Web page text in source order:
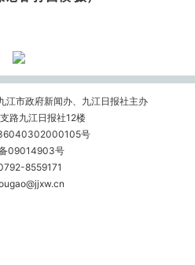
江市政府新闻办、九江日报社主办
路九江日报社12楼
号
09014903号
8559171